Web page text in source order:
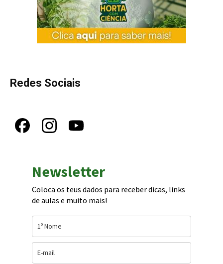
Redes Sociais
Newsletter
Coloca os teus dados para receber dicas, links
de aulas e muito mais!